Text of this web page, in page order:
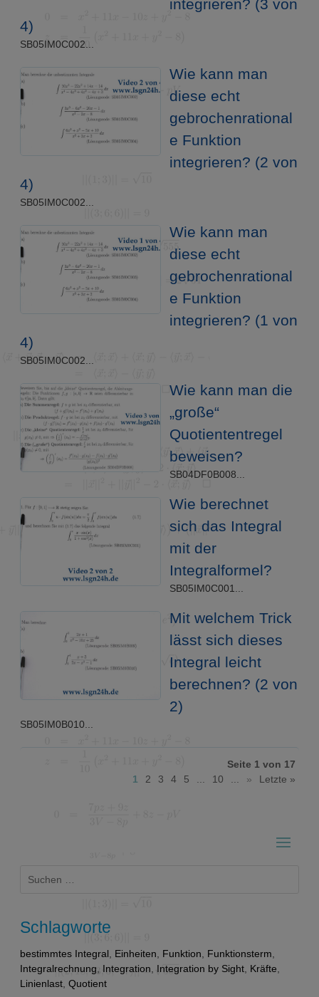
integrieren? (3 von
4)
SB05IM0C002...
Wie kann man
diese echt
gebrochenrational
e Funktion
integrieren? (2 von
4)
SB05IM0C002...
Wie kann man
diese echt
gebrochenrational
e Funktion
integrieren? (1 von
4)
SB05IM0C002...
Wie kann man die
„große“
Quotiententregel
beweisen?
SB04DF0B008...
Wie berechnet
sich das Integral
mit der
Integralformel?
SB05IM0C001...
Mit welchem Trick
lässt sich dieses
Integral leicht
berechnen? (2 von
2)
SB05IM0B010...
Seite 1 von 17
1
2 3 4 5 ... 10 ... » Letzte »
nach:
Schlagworte
bestimmtes Integral, Einheiten, Funktion, Funktionsterm,
Integralrechnung, Integration, Integration by Sight, Kräfte,
Linienlast, Quotient